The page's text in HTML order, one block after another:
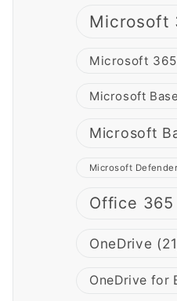
Microsoft
Microsoft
Microsoft Base
Microsoft
Microsoft
Office 365
OneDrive
OneDrive for